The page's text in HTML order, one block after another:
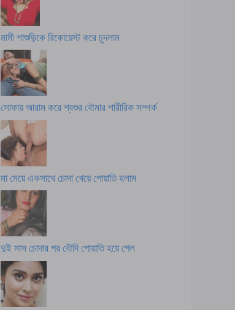
মামী শাশুড়িকে রিকোয়েস্ট করে চুদলাম
সোফায় আরাম করে শ্বশুর বৌমার শারীরিক সম্পর্ক
মা মেয়ে একসাথে চোদা খেয়ে পোয়াতি হলাম
দুই মাস চোদার পর বৌদি পোয়াতি হয়ে গেল